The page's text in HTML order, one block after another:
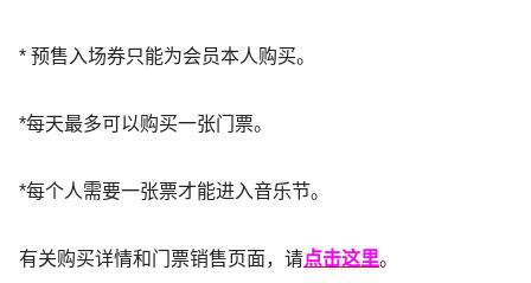
* 预售入场券只能为会员本人购买。
*每天最多可以购买一张门票。
*每个人需要一张票才能进入音乐节。
有关购买详情和门票销售页面，请点击这里。